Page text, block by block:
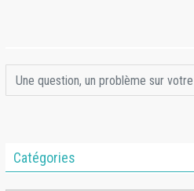
Catégories